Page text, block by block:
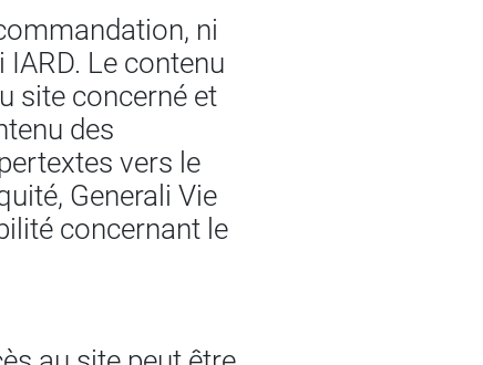
ni
IARD. Le contenu
site concerné et
des
vers le
Generali Vie
concernant le